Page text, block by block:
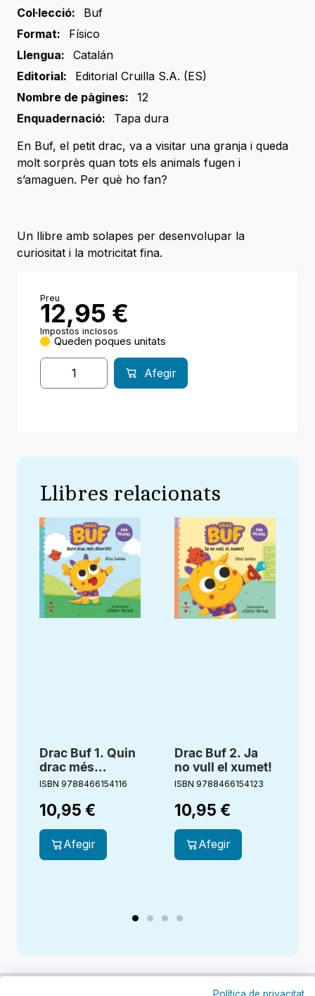
Col·lecció:
Buf
Format:
Físico
Llengua:
Catalán
Editorial:
Editorial Cruilla S.A. (ES)
Nombre de pàgines:
12
Enquadernació:
Tapa dura
En Buf, el petit drac, va a visitar una granja i queda
molt sorprès quan tots els animals fugen i
s’amaguen. Per què ho fan?
Un llibre amb solapes per desenvolupar la
curiositat i la motricitat fina.
Preu
12,95 €
Impostos inclosos
Queden poques unitats
Afegir
Llibres relacionats
Drac Buf 1. Quin
drac més
divertit!
ISBN 9788466154116
10,95 €
Afegir
Drac Buf 2. Ja
no vull el xumet!
ISBN 9788466154123
10,95 €
Afegir